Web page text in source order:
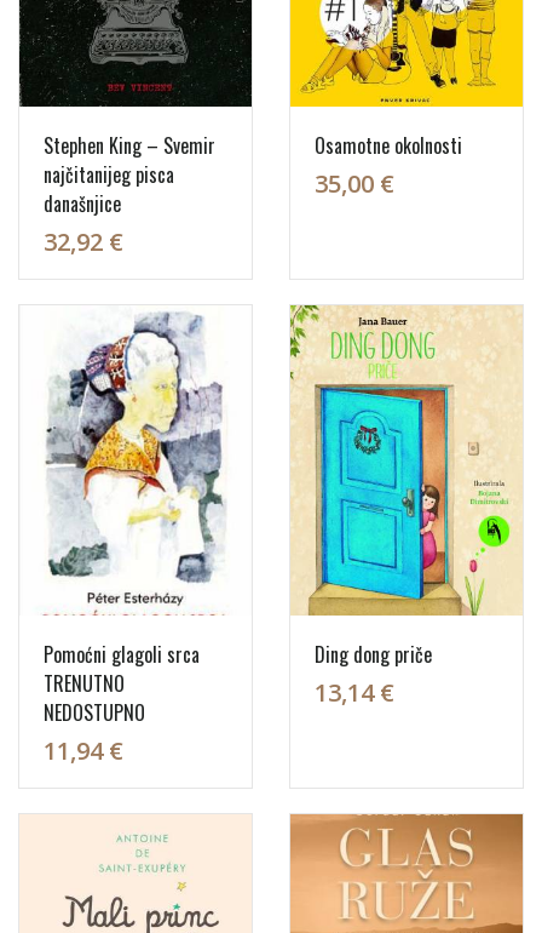
Stephen King – Svemir
najčitanijeg pisca
današnjice
32,92 €
Osamotne okolnosti
35,00 €
Pomoćni glagoli srca
TRENUTNO
NEDOSTUPNO
11,94 €
Ding dong priče
13,14 €